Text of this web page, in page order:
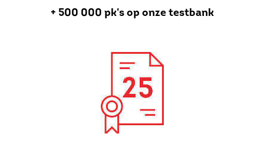
+ 500 000 pk's op onze testbank